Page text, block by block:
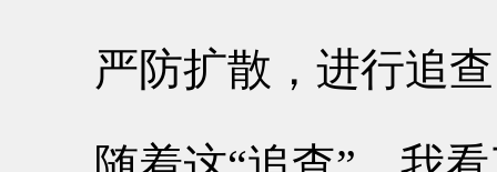
严防扩散，进行追查